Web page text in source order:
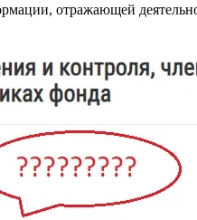
отражающей